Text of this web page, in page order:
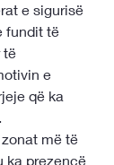
e sigurisë
fundit të
të
e
që ka
më të
ka prezencë